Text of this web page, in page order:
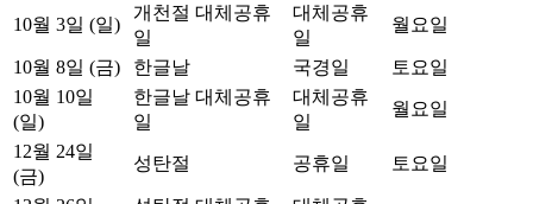
10월 3일 (일)
개천절 대체공휴
일
대체공휴
일
월요일
10월 8일 (금) 한글날 국경일
토요일
10월 10일
(일)
한글날 대체공휴
일
대체공휴
일
월요일
12월 24일
(금)
성탄절 공휴일 토요일